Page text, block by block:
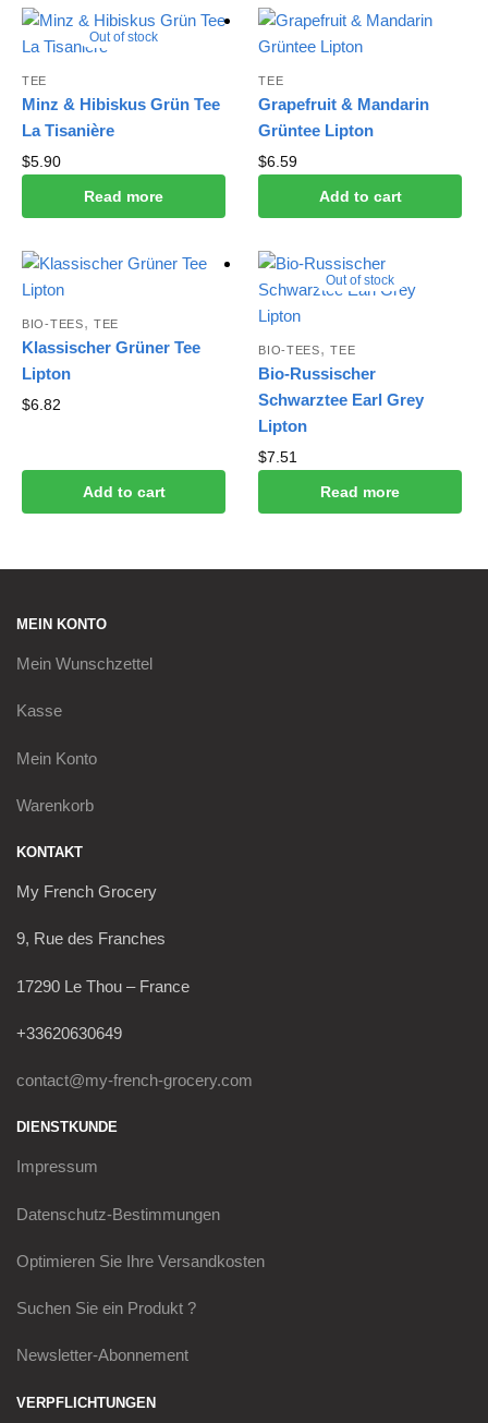
Out of stock
TEE
Minz & Hibiskus Grün Tee
La Tisanière
$5.90
Read more
TEE
Grapefruit & Mandarin
Grüntee Lipton
$6.59
Add to cart
BIO-TEES,TEE
Klassischer Grüner Tee
Lipton
$6.82
Add to cart
Out of stock
BIO-TEES,TEE
Bio-Russischer
Schwarztee Earl Grey
Lipton
$7.51
Read more
MEIN KONTO
Mein Wunschzettel
Kasse
Mein Konto
Warenkorb
KONTAKT
My French Grocery
9, Rue des Franches
17290 Le Thou – France
+33620630649
contact@my-french-grocery.com
DIENSTKUNDE
Impressum
Datenschutz-Bestimmungen
Optimieren Sie Ihre Versandkosten
Suchen Sie ein Produkt ?
Newsletter-Abonnement
VERPFLICHTUNGEN